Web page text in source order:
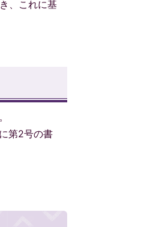
、これに基
第2号の書